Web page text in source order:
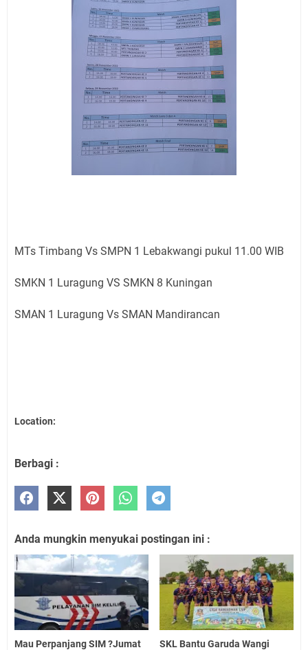
MTs Timbang Vs SMPN 1 Lebakwangi pukul 11.00 WIB
SMKN 1 Luragung VS SMKN 8 Kuningan
SMAN 1 Luragung Vs SMAN Mandirancan
Location:
Berbagi :
Anda mungkin menyukai postingan ini :
Mau Perpanjang SIM ?Jumat
SKL Bantu Garuda Wangi